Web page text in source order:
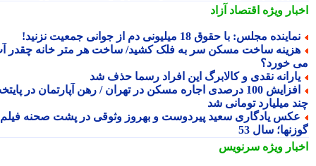
ویژهاقتصاد آزاد
مجلس: با حقوق 18 میلیونی دم از جوانی جمعیت نزنید!
ساخت مسکن سر به فلک کشید/ ساخت هر متر خانه چقدر آب
خورد؟
نقدی و کالابرگ این افراد رسما حذف شد
افزایش 100 درصدی اجاره مسکن در تهران / رهن آپارتمان در پایتخت
میلیارد تومانی شد
یادگاری سعید پیردوست و بهروز وثوقی در پشت صحنه فیلم
سال 53
ویژهسرنویس